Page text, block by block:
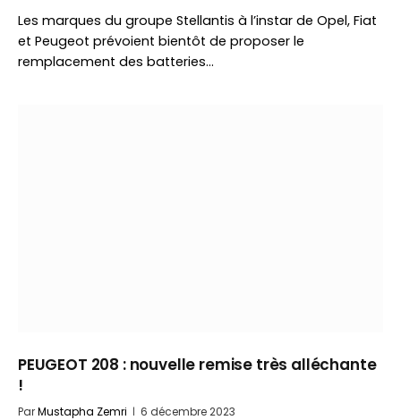
Les marques du groupe Stellantis à l’instar de Opel, Fiat
et Peugeot prévoient bientôt de proposer le
remplacement des batteries…
PEUGEOT 208 : nouvelle remise très alléchante
!
ParMustapha Zemri 6 décembre 2023